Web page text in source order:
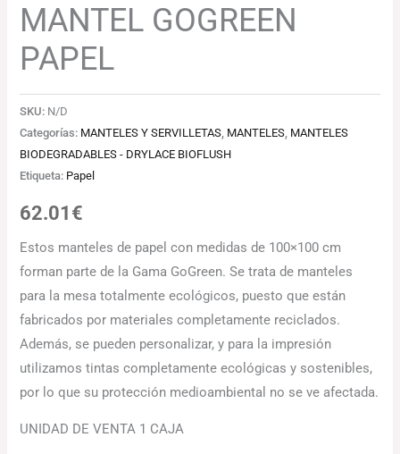
MANTEL GOGREEN
PAPEL
SKU: N/D
Categorías: MANTELES Y SERVILLETAS MANTELES MANTELES
BIODEGRADABLES - DRYLACE BIOFLUSH
Etiqueta: Papel
62.01 €
Estos manteles de papel con medidas de 100×100 cm
forman parte de la Gama GoGreen. Se trata de manteles
para la mesa totalmente ecológicos, puesto que están
fabricados por materiales completamente reciclados.
Además, se pueden personalizar, y para la impresión
utilizamos tintas completamente ecológicas y sostenibles,
por lo que su protección medioambiental no se ve afectada.
UNIDAD DE VENTA 1 CAJA